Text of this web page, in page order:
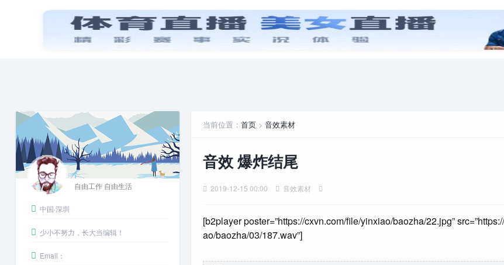
首页 PPT模板 娱乐八卦 安卓游戏 游戏攻略 电脑游戏
当前位置： 首页> 音效素材
音效 爆炸结尾
2019-12-15 00:00 音效素材
[b2player poster=”https://cxvn.com/file/yinxiao/baozha/22.jpg”
ao/baozha/03/187.wav”]
自由工作 自由生活
中国·深圳
少小不努力，长大当编辑！
Email：